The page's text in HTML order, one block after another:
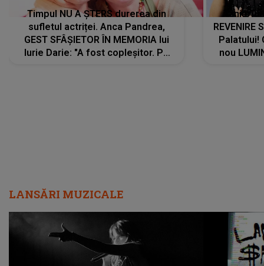
Timpul NU A ȘTERS durerea din
sufletul actriței. Anca Pandrea,
GEST SFÂȘIETOR ÎN MEMORIA lui
Iurie Darie: "A fost copleșitor. Pe
Tania
REVENIRE
Palatului!
nou
LANSĂRI MUZICALE